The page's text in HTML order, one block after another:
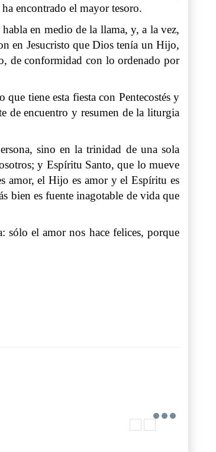
encontrado el mayor tesoro.
en medio de la llama, y, a la vez,
en Jesucristo que Dios tenía un Hijo,
de conformidad con lo ordenado por
tiene esta fiesta con Pentecostés y
de encuentro y resumen de la liturgia
sino en la trinidad de una sola
y Espíritu Santo, que lo mueve
amor, el Hijo es amor y el Espíritu es
bien es fuente inagotable de vida que
sólo el amor nos hace felices, porque